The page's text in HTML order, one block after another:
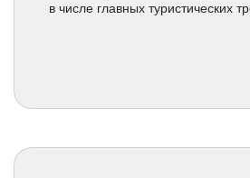
в числе главных туристических